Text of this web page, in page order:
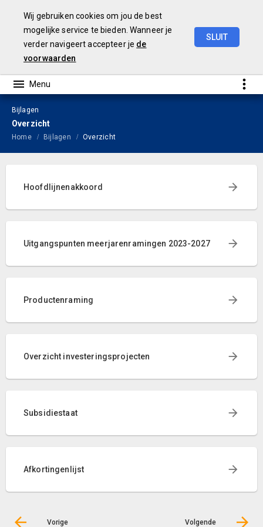
Wij gebruiken cookies om jou de best
mogelijke service te bieden. Wanneer je
verder navigeert accepteer je de
voorwaarden
SLUIT
Bijlagen
Overzicht
Home Bijlagen Overzicht
Hoofdlijnenakkoord
Uitgangspunten meerjarenramingen 2023-2027
Productenraming
Overzicht investeringsprojecten
Subsidiestaat
Afkortingenlijst
Vorige Volgende